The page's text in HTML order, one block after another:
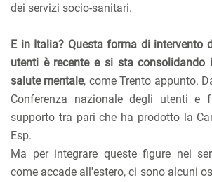
dei servizi socio-sanitari.
E in Italia? Questa forma di intervento
utenti è recente e si sta consolidando
salute mentale, come Trento appunto.
Conferenza nazionale degli utenti e
supporto tra pari che ha prodotto la
Esp.
Ma per integrare queste figure nei
come accade all'estero, ci sono alcuni